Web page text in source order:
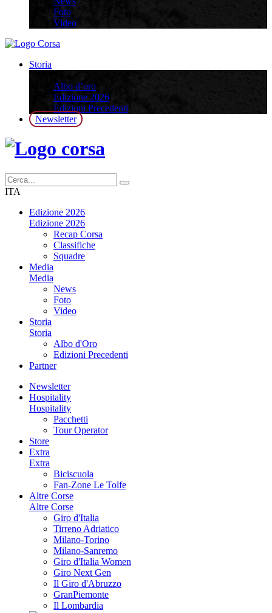
Foto
Video
Storia
Albo d’oro
Edizione 2026
Edizioni Precedenti
Newsletter
ITA
Edizione 2026
Edizione 2026
Recap Corsa
Classifiche
Squadre
Media
Media
News
Foto
Video
Storia
Storia
Albo d'Oro
Edizioni Precedenti
Partner
Newsletter
Hospitality
Hospitality
Pacchetti
Tour Operator
Store
Extra
Extra
Biciscuola
Fan-Zone Le Tolfe
Altre Corse
Altre Corse
Giro d'Italia
Tirreno Adriatico
Milano-Torino
Milano-Sanremo
Giro d'Italia Women
Giro Next Gen
Il Giro d'Abruzzo
GranPiemonte
Il Lombardia